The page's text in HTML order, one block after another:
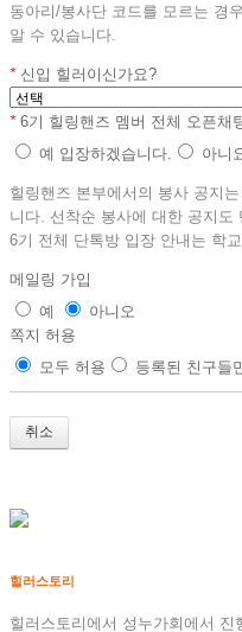
동아리/봉사단 코드를 모르는 경
알 수 있습니다.
*신입 힐러이신가요?
*6기 힐링핸즈 멤버 전체 오픈채
예 입장하겠습니다.
아니
힐링핸즈 본부에서의 봉사 공지
니다. 선착순 봉사에 대한 공지
6기 전체 단톡방 입장 안내는 학
메일링 가입
예
아니오
쪽지 허용
모두 허용
등록된 친구들
취소
힐러스토리
힐러스토리에서 성누가회에서